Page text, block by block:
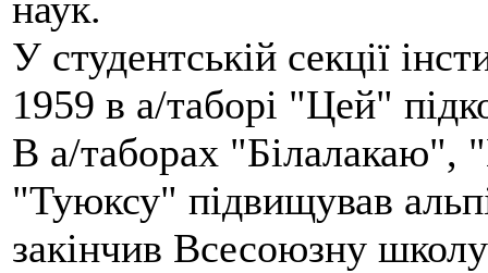
У студентській секції
1959 в а/таборі "Цей"
В а/таборах "Білалакаю",
"Туюксу" підвищував
закінчив Всесоюзну